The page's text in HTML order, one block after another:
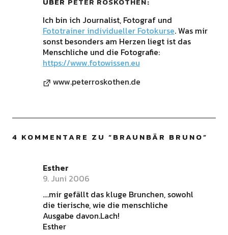
Ich bin ich Journalist, Fotograf und
Fototrainer individueller Fotokurse. Was mir
sonst besonders am Herzen liegt ist das
Menschliche und die Fotografie:
https://www.fotowissen.eu
www.peterroskothen.de
4 KOMMENTARE ZU “BRAUNBÄR BRUNO”
Esther
9. Juni 2006
….mir gefällt das kluge Brunchen, sowohl
die tierische, wie die menschliche
Ausgabe davon.Lach!
Esther